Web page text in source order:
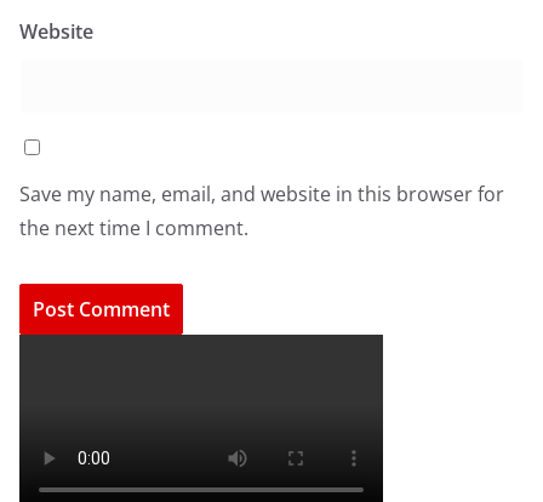
Website
Save my name, email, and website in this browser for
the next time I comment.